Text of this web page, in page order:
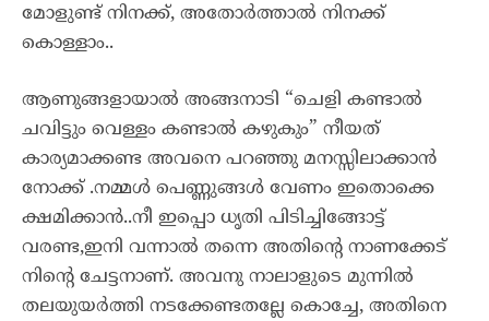
മോളുണ്ട് നിനക്ക്, അതോർത്താൽ നിനക്ക്
കൊള്ളാം..
ആണുങ്ങളായാൽ അങ്ങനാടി “ചെളി കണ്ടാൽ
ചവിട്ടും വെള്ളം കണ്ടാൽ കഴുകും” നീയത്
കാര്യമാക്കണ്ട അവനെ പറഞ്ഞു മനസ്സിലാക്കാൻ
നോക്ക് .നമ്മൾ പെണ്ണുങ്ങൾ വേണം ഇതൊക്കെ
ക്ഷമിക്കാൻ..നീ ഇപ്പൊ ധൃതി പിടിച്ചിങ്ങോട്ട്
വരണ്ട,ഇനി വന്നാൽ തന്നെ അതിന്റെ നാണക്കേട്
നിന്റെ ചേട്ടനാണ്. അവനു നാലാളുടെ മുന്നിൽ
തലയുയർത്തി നടക്കേണ്ടതല്ലേ കൊച്ചേ, അതിനെ